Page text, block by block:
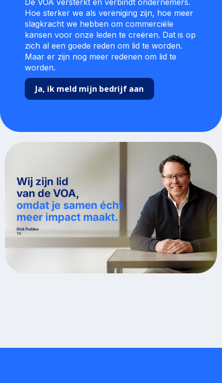
Hoe sterker we als vereniging zijn, hoe meer
slagkracht we hebben om commerciële
kansen voor onze leden te creëren. Dat is op
zich al een goede reden om lid te worden.
Maar er zijn nog meer redenen om lid te
worden.
Ja, ik meld mijn bedrijf aan